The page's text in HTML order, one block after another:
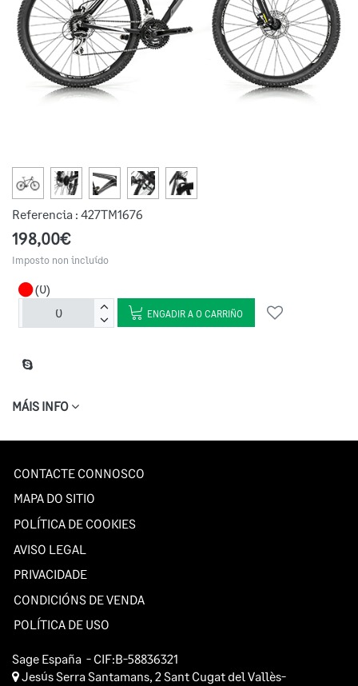
Referencia : 427TM1676
198,00€
Imposto non incluído
(0)
ENGADIR A O CARRIÑO
MÁIS INFO
CONTACTE CONNOSCO
MAPA DO SITIO
POLÍTICA DE COOKIES
AVISO LEGAL
PRIVACIDADE
CONDICIÓNS DE VENDA
POLÍTICA DE USO
Sage España - CIF:B-58836321
Jesús Serra Santamans, 2Sant Cugat del Vallès-